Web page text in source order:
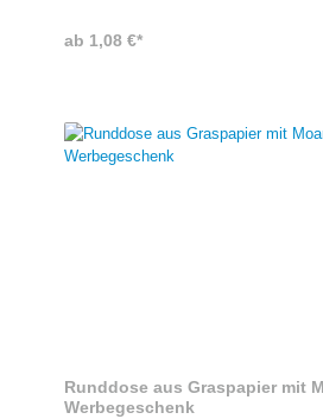
ab 1,08 €*
Runddose aus Graspapier mit
Werbegeschenk